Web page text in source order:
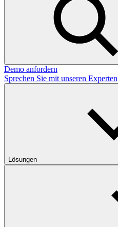
Demo anfordern
Sprechen Sie mit unseren Experten
Lösungen